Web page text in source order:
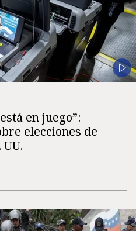
en juego”:
elecciones de